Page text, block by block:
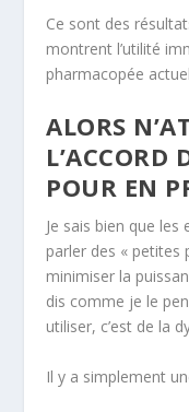
Ce sont des
montrent l’utilité
pharmacopée
ALORS
L’ACCORD
POUR EN
Je sais bien que
parler des « petites
minimiser la
dis comme je le
utiliser, c’est de la
Il y a simplement